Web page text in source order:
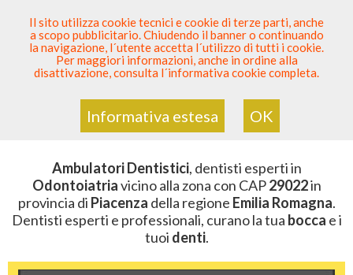
SEI DENTISTA? PARTECIPA
Sei QuiElenco Dentista Sicuro > Odontoiatria>
Ambulatori Dentistici>Emilia Romagna>Piacenza
CAP 29022
ZONA CON CAP 29022
Ambulatori Dentistici, dentisti esperti in
Odontoiatriavicino alla zona con CAP29022in
provincia di Piacenza della regione Emilia Romagna.
Dentisti esperti e professionali, curano la tua bocca e i
tuoi denti.
Il sito utilizza cookie tecnici e cookie di terze parti, anche
a scopo pubblicitario. Chiudendo il banner o continuando
la navigazione, l´utente accetta l´utilizzo di tutti i cookie.
Per maggiori informazioni, anche in ordine alla
disattivazione, consulta l´informativa cookie completa.
Informativa estesa OK